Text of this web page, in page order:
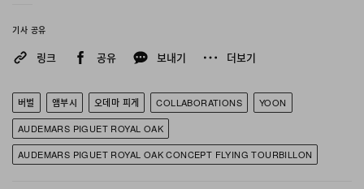
팁이 달린 블랙 세라믹 크라운과 반사 방지 사파이어 크리
스탈 케이스백은 로열 오크 컨셉 라인의 아이덴티티를 그
립자의 이니셜인 ‘Y/V’, ‘Limited Edition’ 문구가 절제된
서체로 각인됐다. 시계는 내부 퀼팅 마감으로 착용감을 높
인 ‘마이크로 모자이크’ 패턴의 블랙 및 레드 러버 스트랩 2
기사 공유
링크 공유 보내기 더보기
버벌 앰부시 오데마 피게 COLLABORATIONS
YOON
AUDEMARS PIGUET ROYAL OAK
AUDEMARS PIGUET ROYAL OAK CONCEPT FLYING TOURBILLON